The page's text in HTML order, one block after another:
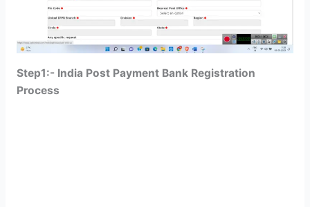
Step1:- India Post Payment Bank Registration
Process